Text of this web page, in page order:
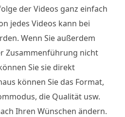
der Videos ganz einfach
jedes Videos kann bei
Wenn Sie außerdem
Zusammenführung nicht
Sie sie direkt
können Sie das Format,
die Qualität usw.
Ihren Wünschen ändern.